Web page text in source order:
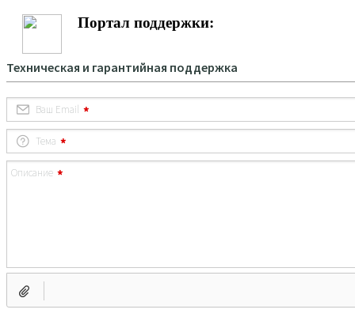
Портал поддержки: